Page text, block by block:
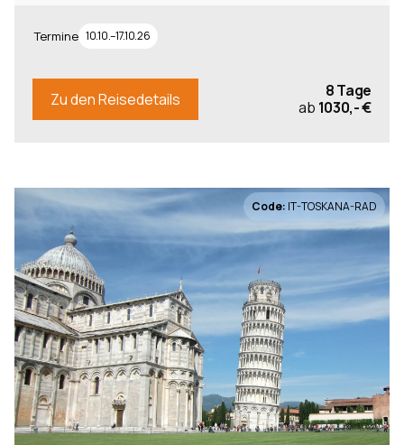
Termine 10.10.–17.10.26
Zu den Reisedetails
8 Tage
ab 1030,- €
Code: IT-TOSKANA-RAD